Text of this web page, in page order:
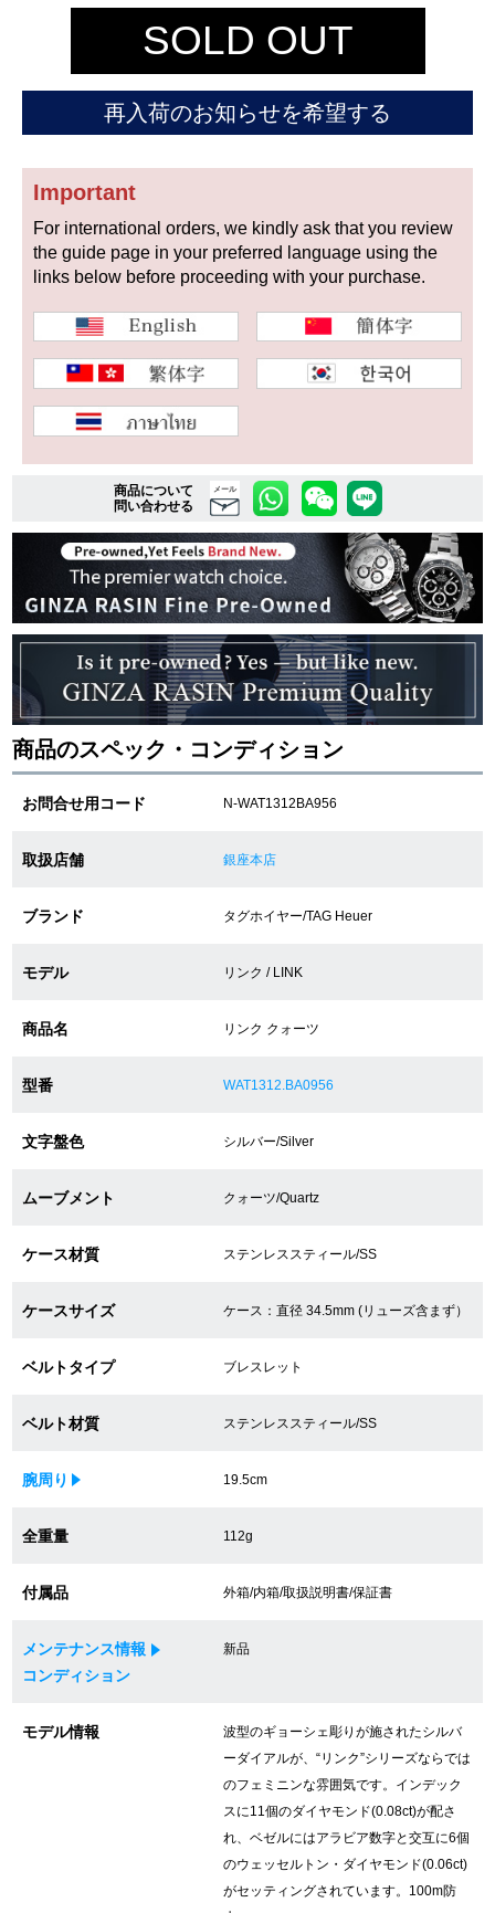
ヴァシュロン
コンスタンタン
チューダー パネライ
商品の状態から探す
中古品 アンティーク品
WEB限定品
複数条件で商品を絞り込む
詳細検索はこちら
ご利用ガイド
GINZA RASINのプレミアムクオリティについて
送料・お支払方法
ショッピングローンの流れ
ショップサービス
ラッピングサービス
腕時計サイズ調整サービス
店舗受け取りサービス
店舗取り寄せサービス
75%以上保証！中古商品高価買戻し
修理・メンテナンスをご希望の方
修理・メンテンナンスについて
SOLD OUT
再入荷のお知らせを希望する
Important
For international orders, we kindly ask that you review
the guide page in your preferred language using the
links below before proceeding with your purchase.
商品について
問い合わせる
メール
商品のスペック・コンディション
お問合せ用コード N-WAT1312BA956
取扱店舗 銀座本店
ブランド タグホイヤー/TAG Heuer
モデル リンク / LINK
商品名 リンク クォーツ
型番 WAT1312.BA0956
文字盤色 シルバー/Silver
ムーブメント クォーツ/Quartz
ケース材質 ステンレススティール/SS
ケースサイズ ケース：直径 34.5mm (リューズ含まず）
ベルトタイプ ブレスレット
ベルト材質 ステンレススティール/SS
腕周り 19.5cm
全重量 112g
付属品 外箱/内箱/取扱説明書/保証書
メンテナンス情報
コンディション
新品
モデル情報
波型のギョーシェ彫りが施されたシルバ
ーダイアルが、“リンク”シリーズならでは
のフェミニンな雰囲気です。インデック
スに11個のダイヤモンド(0.08ct)が配さ
れ、ベゼルにはアラビア数字と交互に6個
のウェッセルトン・ダイヤモンド(0.06ct)
がセッティングされています。100m防